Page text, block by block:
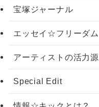
宝塚ジャーナル
エッセイ☆フリーダム
アーティストの活力源
Special Edit